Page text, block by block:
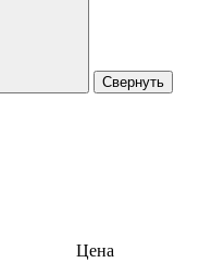
Свернуть
Цена